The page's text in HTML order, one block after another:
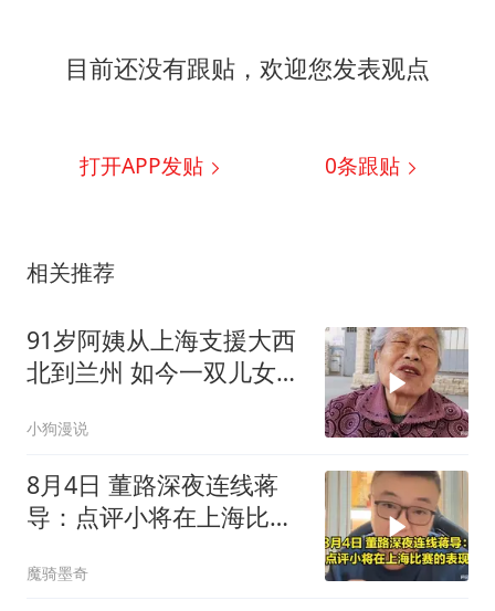
目前还没有跟贴，欢迎您发表观点
打开APP发贴 0条跟贴
相关推荐
91岁阿姨从上海支援大西
北到兰州 如今一双儿女成
小狗漫说
8月4日 董路深夜连线蒋
导：点评小将在上海比赛
魔骑墨奇